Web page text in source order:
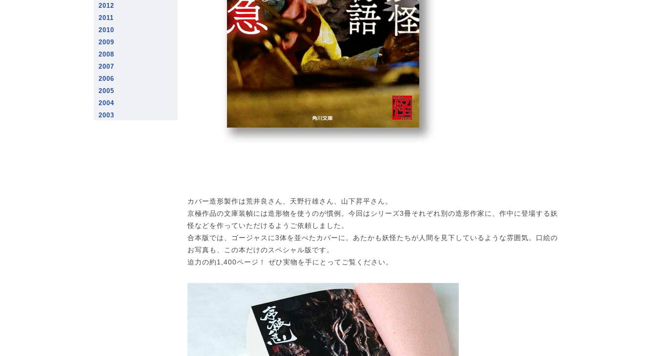
2012
2011
2010
2009
2008
2007
2006
2005
2004
2003
カバー造形製作は荒井良さん、天野行雄さん、山下昇平さん。
京極作品の文庫装幀には造形物を使うのが慣例。今回はシリーズ3冊それぞれ別の造形作家に、作中に登場する妖
怪などを作っていただけるようご依頼しました。
合本版では、ゴージャスに3体を並べたカバーに。あたかも妖怪たちが人間を見下しているような雰囲気。口絵の
お写真も、この本だけのスペシャル版です。
迫力の約1,400ページ！ ぜひ実物を手にとってご覧ください。